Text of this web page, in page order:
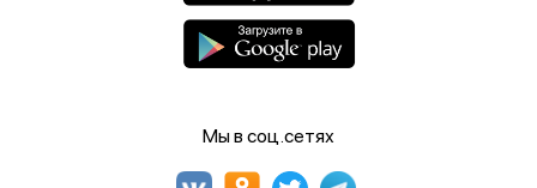
Мы в соц.сетях